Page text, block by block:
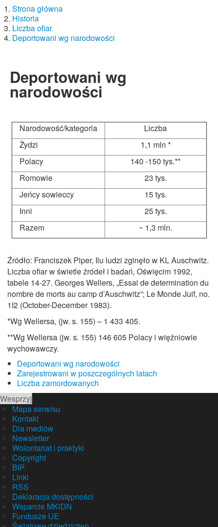
Strona główna
Historia
Liczba ofiar
Deportowani wg narodowości
Deportowani wg
narodowości
Narodowość/kategoria
Liczba
Żydzi
1,1 mln *
Polacy
140 -150 tys.**
Romowie
23 tys.
Jeńcy sowieccy
15 tys.
Inni
25 tys.
Razem
~ 1,3 mln.
Źródło: Franciszek Piper, Ilu ludzi zginęło w KL Auschwitz.
Liczba ofiar w świetle źródeł i badań, Oświęcim 1992,
tabele 14-27. Georges Wellers, „Essai de determination du
nombre de morts au camp d’Auschwitz”; Le Monde Juif, no.
1I2 (October-December 1983).
*Wg Wellersa, (jw. s. 155) – 1 433 405.
**Wg Wellersa (jw. s. 155) 146 605 Polacy i więźniowie
wychowawczy.
Deportowani wg narodowości
Zarejestrowani w poszczególnych latach
Liczba zamordowanych
Wesprzyj
Mapa serwisu
Kontakt
Dla mediów
Newsletter
Wolontariat i praktyki
Copyright
BIP
Linki
RSS
Deklaracja dostępności
Wsparcie MKiDN
Fundusze UE